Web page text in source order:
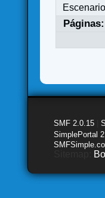
SMF 2.0.15 |
SimplePortal